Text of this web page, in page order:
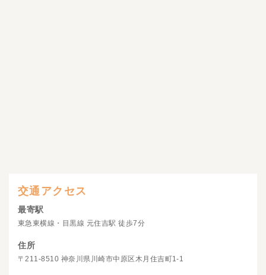
交通アクセス
最寄駅
東急東横線・目黒線 元住吉駅 徒歩7分
住所
〒211-8510 神奈川県川崎市中原区木月住吉町1-1